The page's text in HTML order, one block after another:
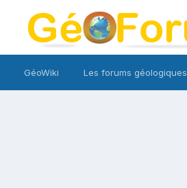
GéoWiki Les forums géologiques